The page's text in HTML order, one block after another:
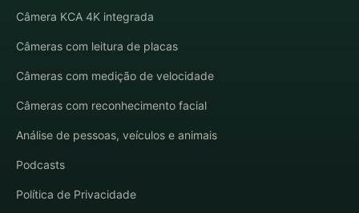
Câmera KCA 4K integrada
Câmeras com leitura de placas
Câmeras com medição de velocidade
Câmeras com reconhecimento facial
Análise de pessoas, veículos e animais
Podcasts
Política de Privacidade